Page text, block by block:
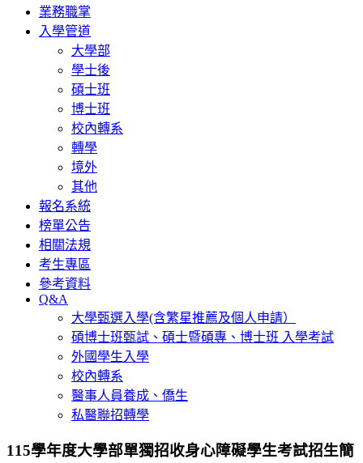
業務職掌
入學管道
大學部
學士後
碩士班
博士班
校內轉系
轉學
境外
其他
報名系統
榜單公告
相關法規
考生專區
參考資料
Q&A
大學甄選入學(含繁星推薦及個人申請）
碩博士班甄試、碩士暨碩專、博士班 入學考試
外國學生入學
校內轉系
醫事人員養成、僑生
私醫聯招轉學
115學年度大學部單獨招收身心障礙學生考試招生簡